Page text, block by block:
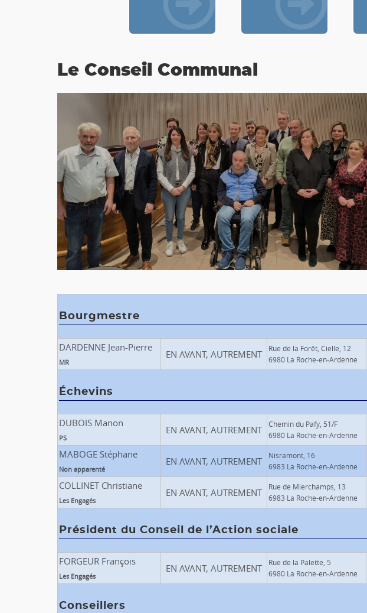
Le Conseil Communal
Bourgmestre
DARDENNE Jean-Pierre
MR
EN AVANT, AUTREMENT
Rue de la Forêt, Cielle, 12
6980 La Roche-en-Ardenne
Échevins
DUBOIS Manon
PS
EN AVANT, AUTREMENT
Chemin du Pafy, 51/F
6980 La Roche-en-Ardenne
MABOGE Stéphane
Non apparenté
EN AVANT, AUTREMENT
Nisramont, 16
6983 La Roche-en-Ardenne
COLLINET Christiane
Les Engagés
EN AVANT, AUTREMENT
Rue de Mierchamps, 13
6983 La Roche-en-Ardenne
Président du Conseil de l’Action sociale
FORGEUR François
Les Engagés
EN AVANT, AUTREMENT
Rue de la Palette, 5
6980 La Roche-en-Ardenne
Conseillers